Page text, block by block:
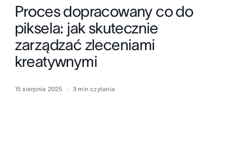
Proces dopracowany co do
piksela: jak skutecznie
zarządzać zleceniami
kreatywnymi
15 sierpnia 2025 3 min czytania